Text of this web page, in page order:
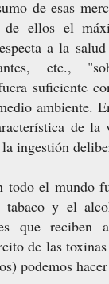
de esas
ellos el
a la
etc.,
suficiente
ambiente.
de
ingestión
todo el mundo
tabaco y el
que
de las
podemos hacer